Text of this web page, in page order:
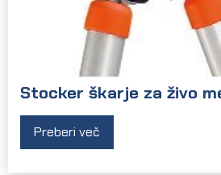
Stocker škarje za živo
Preberi več